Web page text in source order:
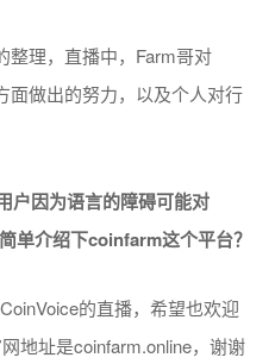
整理，直播中，Farm哥对
面做出的努力，以及个人对行
户因为语言的障碍可能对
简单介绍下coinfarm这个平台？
的直播，希望也欢迎
地址是coinfarm.online，谢谢